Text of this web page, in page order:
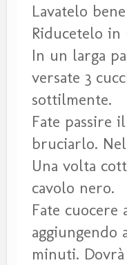
Lavatelo
Riducetelo
In un larga
versate 3
sottilmente.
Fate passire
bruciarlo. Nel
Una volta
cavolo nero.
Fate cuocere
aggiungendo
minuti.